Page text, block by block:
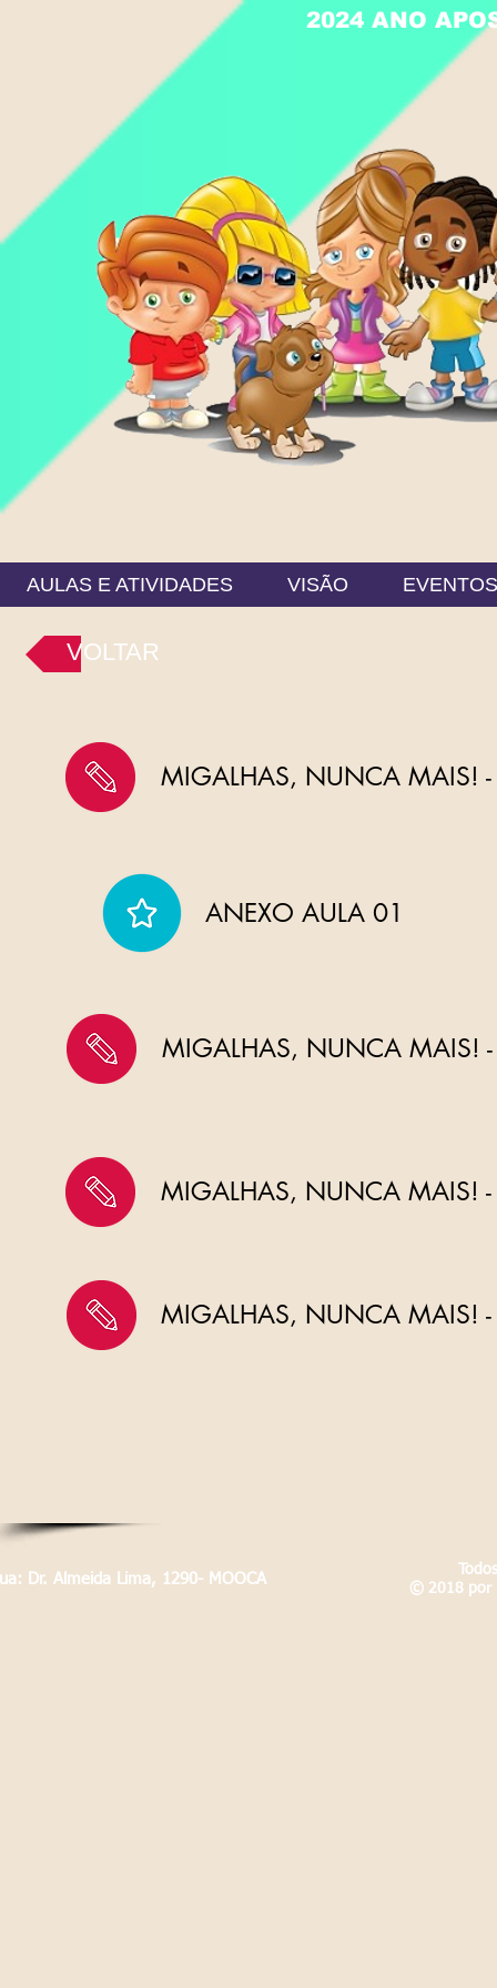
2024 ANO
AULAS E ATIVIDADES VISÃO EVENTOS
VOLTAR
MIGALHAS, NUNCA MAIS!
ANEXO AULA 01
MIGALHAS, NUNCA MAIS!
MIGALHAS, NUNCA MAIS!
MIGALHAS, NUNCA MAIS!
Dr. Almeida Lima, 1290- MOOCA
© 2018 por